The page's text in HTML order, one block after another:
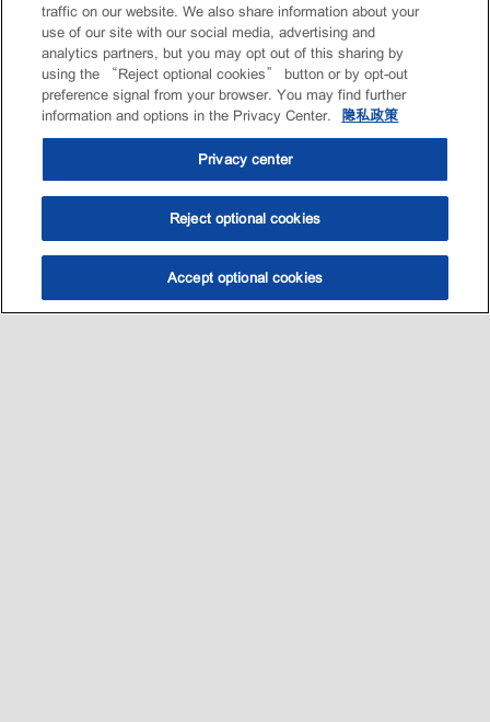
选油助手 查找门店
traffic on our website. We also share information about your
use of our site with our social media, advertising and
analytics partners, but you may opt out of this sharing by
using the “Reject optional cookies” button or by opt-out
preference signal from your browser. You may find further
information and options in the Privacy Center.
隐私政策
Privacy center
Reject optional cookies
Accept optional cookies